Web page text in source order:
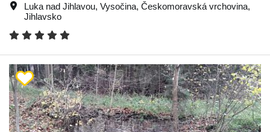
Luka nad Jihlavou, Vysočina, Českomoravská vrchovina,
Jihlavsko